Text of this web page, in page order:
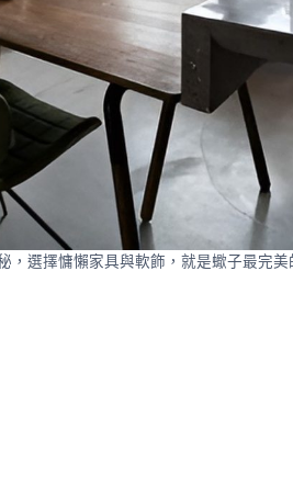
，選擇慵懶家具與軟飾，就是蠍子最完美